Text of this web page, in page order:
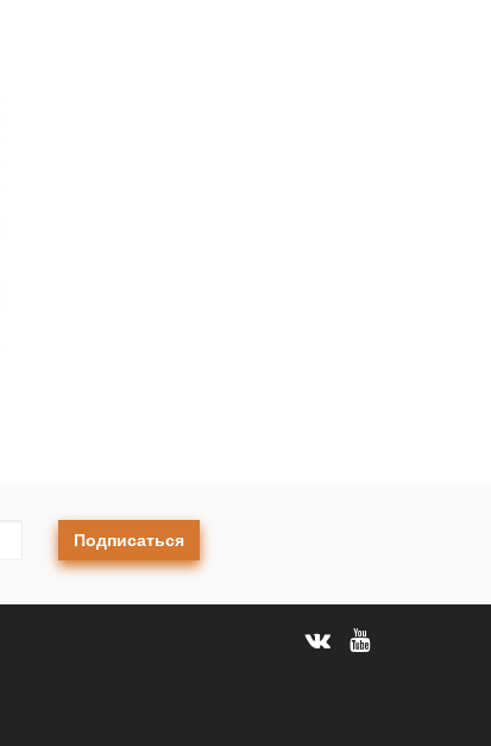
Подписаться